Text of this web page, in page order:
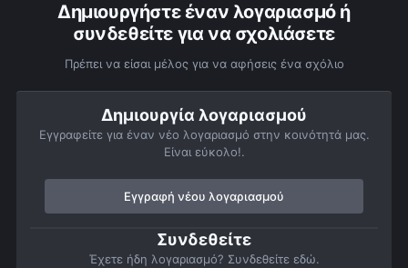
Δημιουργήστε έναν λογαριασμό ή
συνδεθείτε για να σχολιάσετε
Πρέπει να είσαι μέλος για να αφήσεις ένα σχόλιο
Δημιουργία λογαριασμού
Εγγραφείτε για έναν νέο λογαριασμό στην κοινότητά μας.
Είναι εύκολο!.
Εγγραφή νέου λογαριασμού
Συνδεθείτε
Έχετε ήδη λογαριασμό? Συνδεθείτε εδώ.